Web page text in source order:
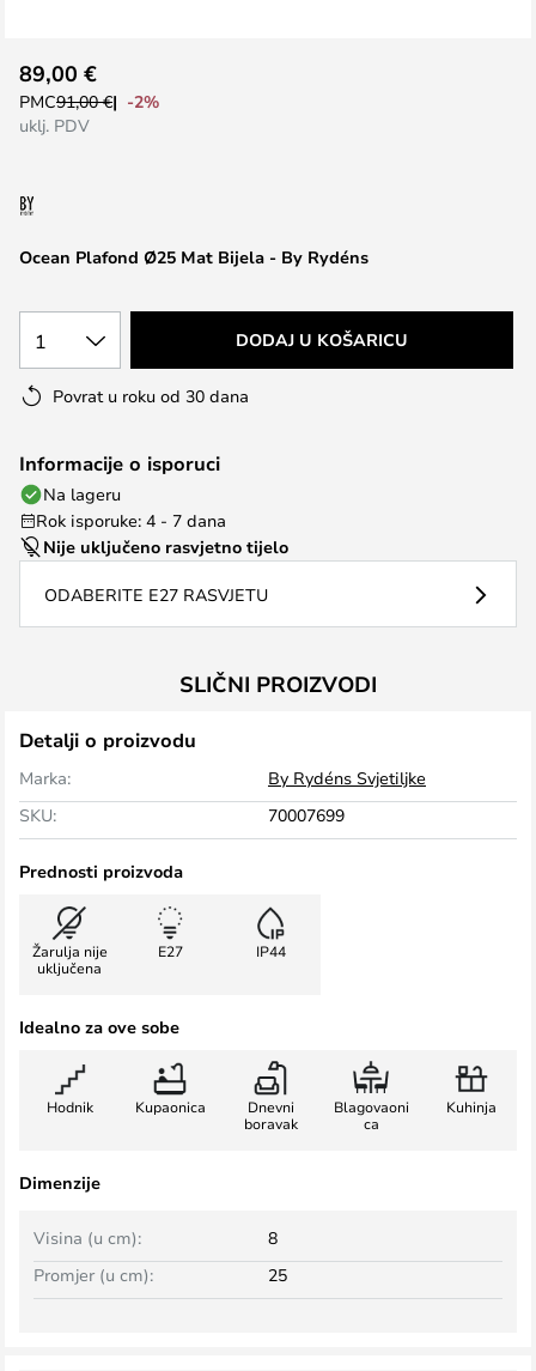
to
the
beginning
the
gallery
Ocean Plafond Ø25 Mat Bijela - By Rydéns
89,00 €
PMC91,00 €
-2%
uklj. PDV
1 DODAJ U KOŠARICU
Povrat u roku od 30 dana
Informacije o isporuci
Na lageru
Rok isporuke: 4 - 7 dana
Nije uključeno rasvjetno tijelo
ODABERITE E27 RASVJETU
SLIČNI PROIZVODI
Detalji o proizvodu
Marka:
By Rydéns Svjetiljke
SKU:
70007699
Prednosti proizvoda
Žarulja nije
uključena
E27 IP44
Idealno za ove sobe
Hodnik Kupaonica
Dnevni
boravak
Blagovaoni
ca
Kuhinja
Dimenzije
Visina (u cm):
8
Promjer (u cm):
25